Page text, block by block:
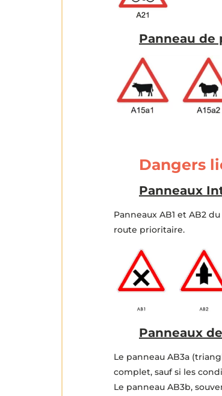
Panneau de
Dangers
Panneaux
Panneaux AB1 et AB2
route prioritaire.
Panneaux
Le panneau AB3a
complet, sauf si les
Le panneau AB3b,